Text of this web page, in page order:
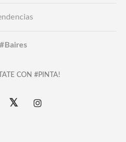
#Baires
CON #PINTA!